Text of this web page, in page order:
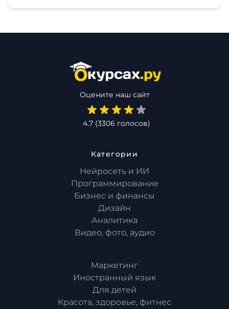
Оцените наш сайт
4.7 (3306 голосов)
Категории
Нейросеть и ИИ
Программирование
Бизнес и финансы
Дизайн
Аналитика
Видео, фото, аудио
Маркетинг
Иностранный язык
Для детей
Красота, здоровье, фитнес